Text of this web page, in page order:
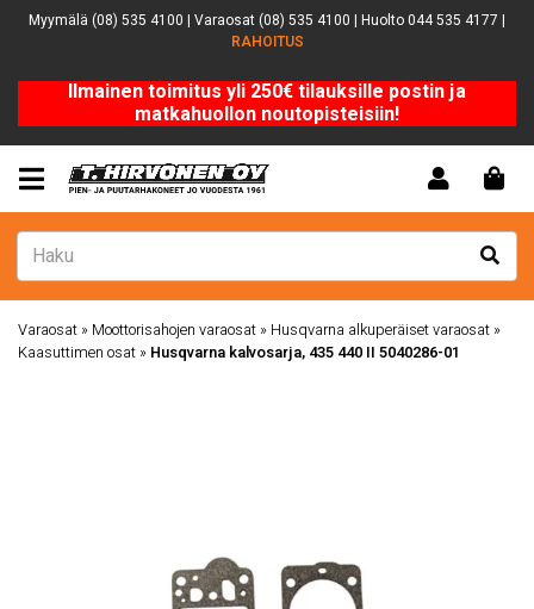
Myymälä (08) 535 4100 | Varaosat (08) 535 4100 | Huolto 044 535 4177 |
RAHOITUS
Ilmainen toimitus yli 250€ tilauksille postin ja
matkahuollon noutopisteisiin!
Varaosat » Moottorisahojen varaosat » Husqvarna alkuperäiset varaosat »
Kaasuttimen osat » Husqvarna kalvosarja, 435 440 II 5040286-01